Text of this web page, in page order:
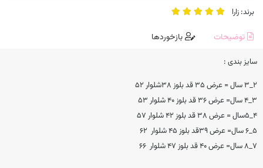
برند: زارا
توضیحات بازخوردها
سایز بندی :
۲_۳ سال = عرض ۳۵ قد بلوز ۳۸شلوار ۵۲
۳_۴ سال= عرض ۳۶ قد بلوز ۴۰ شلوار ۵۳
۴_۵سال = عرض ۳۸ قد بلوز ۴۲ شلوار ۵۷
۵_۶ سال= عرض ۳۹قد بلوز ۴۵ شلوار ۶۲
۷_۸ سال= عرض ۴۰ قد بلوز ۴۷ شلوار ۶۶